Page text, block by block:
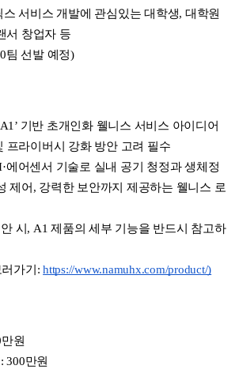
스 서비스 개발에 관심있는 대학생, 대학원
서 창업자 등
팀 선발 예정)
기반 초개인화 웰니스 서비스 아이디어
라이버시 강화 방안 고려 필수
어센서 기술로 실내 공기 청정과 생체정
제어, 강력한 보안까지 제공하는 웰니스 로
시, A1 제품의 세부 기능을 반드시 참고하
가기: https://www.namuhx.com/product/)
원
300만원